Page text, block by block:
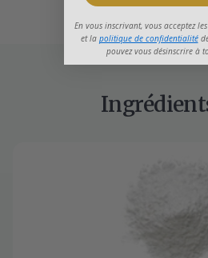
En vous inscrivant, vous acceptez les
et la politique de confidentialité
pouvez vous désinscrire à